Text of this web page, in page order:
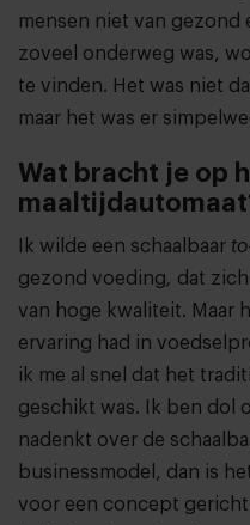
mensen niet van gezond
zoveel onderweg was,
te vinden. Het was niet
maar het was er
Wat bracht je op
Ik wilde een schaalbaar
gezond voeding, dat
van hoge kwaliteit. Maar
ervaring had in
ik me al snel dat het
geschikt was. Ik ben dol
nadenkt over de
businessmodel, dan is
voor een concept gericht